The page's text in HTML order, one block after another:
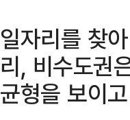
일자리를 찾
리, 비수도권
균형을 보이